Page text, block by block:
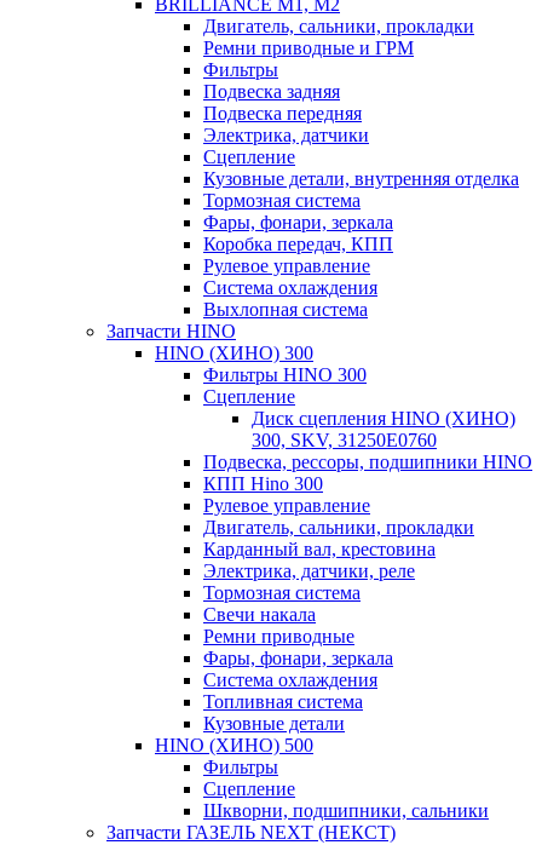
BRILLIANCE M1, M2
Двигатель, сальники, прокладки
Ремни приводные и ГРМ
Фильтры
Подвеска задняя
Подвеска передняя
Электрика, датчики
Сцепление
Кузовные детали, внутренняя отделка
Тормозная система
Фары, фонари, зеркала
Коробка передач, КПП
Рулевое управление
Система охлаждения
Выхлопная система
Запчасти HINO
HINO (ХИНО) 300
Фильтры HINO 300
Сцепление
Диск сцепления HINO (ХИНО)
300, SKV, 31250E0760
Подвеска, рессоры, подшипники HINO
КПП Hino 300
Рулевое управление
Двигатель, сальники, прокладки
Карданный вал, крестовина
Электрика, датчики, реле
Тормозная система
Свечи накала
Ремни приводные
Фары, фонари, зеркала
Система охлаждения
Топливная система
Кузовные детали
HINO (ХИНО) 500
Фильтры
Сцепление
Шкворни, подшипники, сальники
Запчасти ГАЗЕЛЬ NEXT (НЕКСТ)